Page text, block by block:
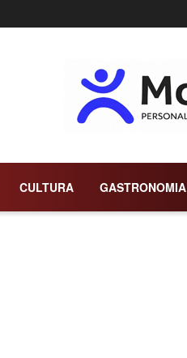
CULTURA GASTRONOMIA